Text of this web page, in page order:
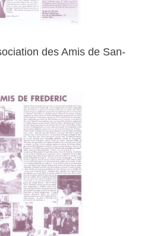
des Amis de San-